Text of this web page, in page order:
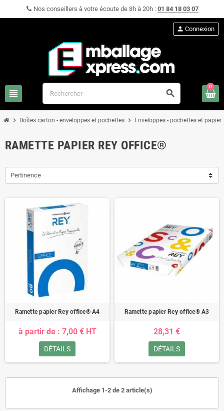
Nos conseillers à votre écoute de 8h à 20h : 01 84 18 03 07
view_headline search
person Connexion
0
chevron_right Boîtes carton - enveloppes et pochettes chevron_right Enveloppes - pochettes et papier
RAMETTE PAPIER REY OFFICE®
Pertinence
Ramette papier Rey office® A4
à partir de : 7,00 € HT
DÉTAILS
Ramette papier Rey office® A3
28,31 €
DÉTAILS
Affichage 1-2 de 2 article(s)